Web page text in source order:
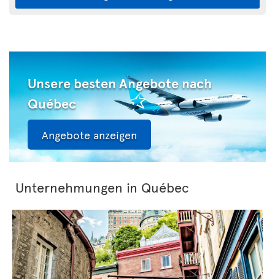
Unsere besten Angebote nach
Québec
Angebote anzeigen
Unternehmungen in Québec